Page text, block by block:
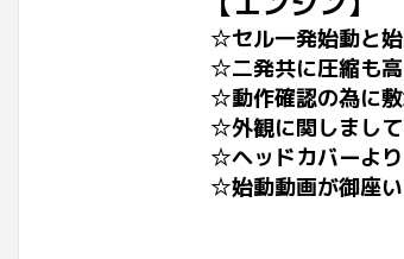
☆セル一発始動と
☆二発共に圧縮も高
☆動作確認の為に
☆外観に関しまして
☆ヘッドカバーよ
☆始動動画が御座